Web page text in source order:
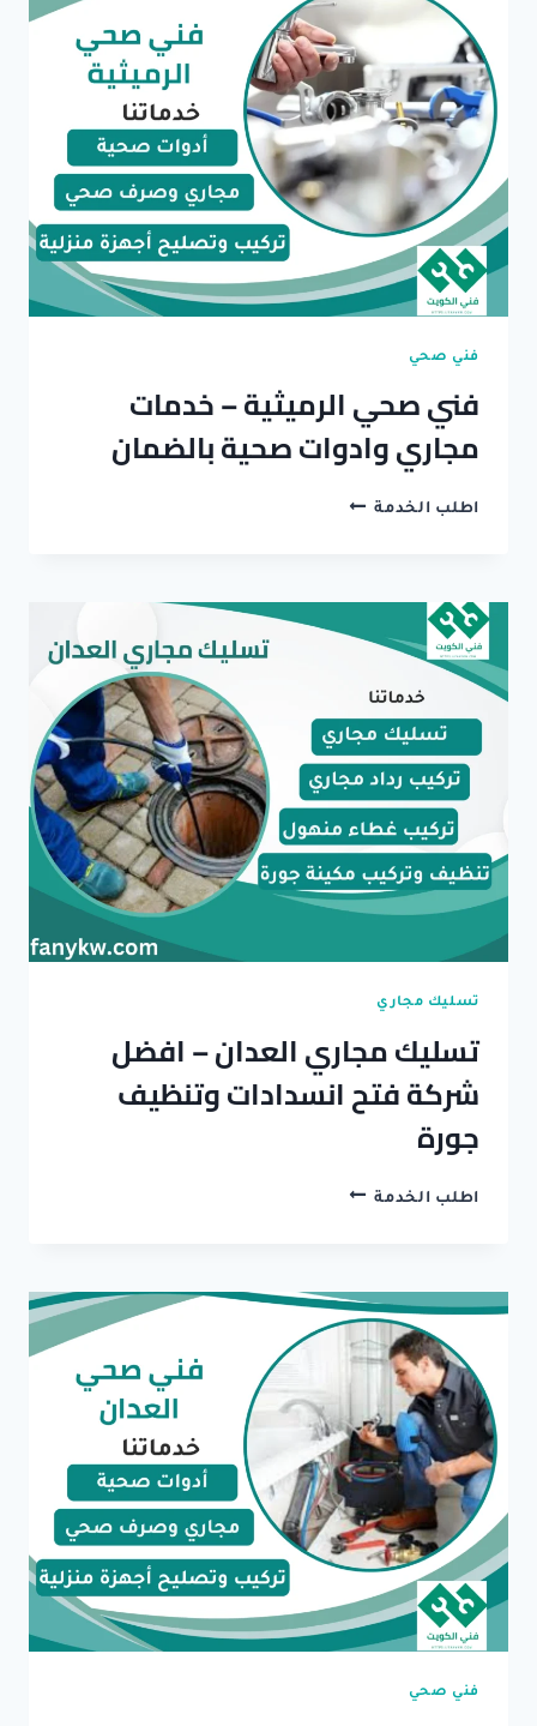
تسليك
بالوعة
المطبخ..
بالوعة
الحمام
فني صحي
فني صحي الرميثية – خدمات
مجاري وادوات صحية بالضمان
اطلب الخدمةفني
مجاري
صحية
بالضمان
تسليك مجاري
تسليك مجاري العدان – افضل
شركة فتح انسدادات وتنظيف
جورة
اطلب الخدمةتسليك
افضل
شركة
فتح
انسدادات
وتنظيف
جورة
فني صحي